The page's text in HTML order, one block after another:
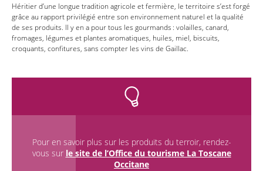
Héritier d’une longue tradition agricole et fermière, le territoire s’est forgé
grâce au rapport privilégié entre son environnement naturel et la qualité
de ses produits. Il y en a pour tous les gourmands : volailles, canard,
fromages, légumes et plantes aromatiques, huiles, miel, biscuits,
croquants, confitures, sans compter les vins de Gaillac.
Pour en savoir plus sur les produits du terroir, rendez-
vous sur le site de l’Office du tourisme La Toscane
Occitane